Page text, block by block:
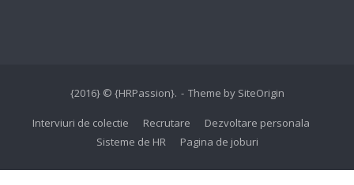
{2016} © {HRPassion}. Theme by SiteOrigin
Interviuri de colectie Recrutare
Dezvoltare personala
Sisteme de HR
Pagina de joburi